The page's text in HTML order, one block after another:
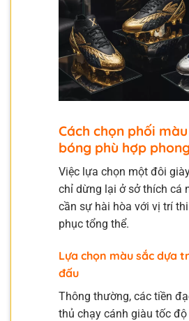
Cách chọn phối
bóng phù hợp
Việc lựa chọn một đôi
chỉ dừng lại ở sở thích cá
cần sự hài hòa với vị trí
phục tổng thể.
Lựa chọn màu sắc dựa
đấu
Thông thường, các tiền
thủ chạy cánh giàu tốc